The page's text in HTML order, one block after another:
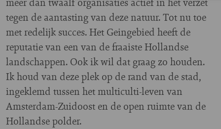
tegen de aantasting van deze natuur. Tot nu toe
met redelijk succes. Het Geingebied heeft de
reputatie van een van de fraaiste Hollandse
landschappen. Ook ik wil dat graag zo houden.
Ik houd van deze plek op de rand van de stad,
ingeklemd tussen het multiculti-leven van
Amsterdam-Zuidoost en de open ruimte van de
Hollandse polder.